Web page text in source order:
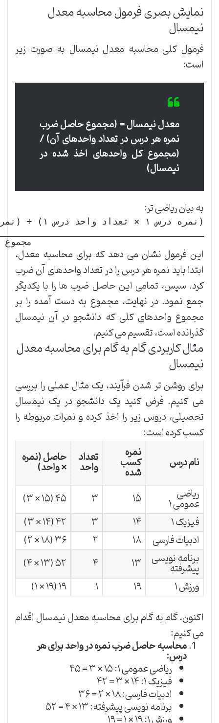
نمایش بصری فرمول محاسبه معدل
نیمسال
فرمول کلی محاسبه معدل نیمسال به صورت زیر
است:
معدل نیمسال = (مجموع حاصل ضرب
نمره هر درس در تعداد واحدهای آن) /
(مجموع کل واحدهای اخذ شده در
نیمسال)
به بیان ریاضی تر:
این فرمول نشان می دهد که برای محاسبه معدل،
ابتدا باید نمره هر درس را در تعداد واحدهای آن ضرب
کرد. سپس، تمامی این حاصل ضرب ها را با یکدیگر
جمع نمود. در نهایت، مجموع به دست آمده را بر
مجموع واحدهای کلی که دانشجو در آن نیمسال
گذرانده است، تقسیم می کنیم.
مثال کاربردی گام به گام برای محاسبه معدل
نیمسال
برای روشن تر شدن فرآیند، یک مثال عملی را بررسی
می کنیم. فرض کنید یک دانشجو در یک نیمسال
تحصیلی، دروس زیر را اخذ کرده و نمرات مربوطه را
کسب کرده است:
نام درس
نمره
کسب
شده
تعداد
واحد
حاصل (نمره
× واحد)
ریاضی
عمومی ۱ ۱۵ ۳
۴۵ (۱۵ × ۳)
فیزیک ۱
۱۴ ۳
۴۲ (۱۴ × ۳)
ادبیات فارسی ۱۸ ۲
۳۶ (۱۸ × ۲)
برنامه نویسی
پیشرفته ۱۳ ۴
۵۲ (۱۳ × ۴)
ورزش ۱
۱۹ ۱
۱۹ (۱۹ × ۱)
اکنون، گام به گام برای محاسبه معدل نیمسال اقدام
می کنیم:
محاسبه حاصل ضرب نمره در واحد برای هر
درس:
ریاضی عمومی ۱: ۱۵ × ۳ = ۴۵
فیزیک ۱: ۱۴ × ۳ = ۴۲
ادبیات فارسی: ۱۸ × ۲ = ۳۶
برنامه نویسی پیشرفته: ۱۳ × ۴ = ۵۲